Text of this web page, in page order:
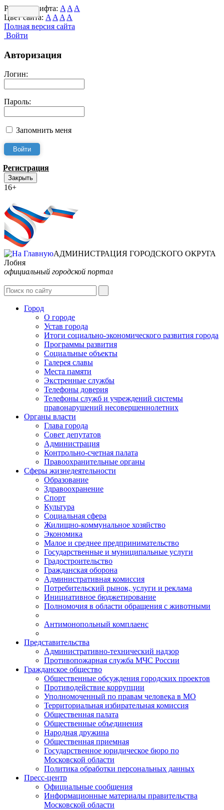
Размер шрифта: A A A
Цвет сайта: A A A A
Полная версия сайта
Войти
Авторизация
Логин:
Пароль:
Запомнить меня
Регистрация
Закрыть
16+
АДМИНИСТРАЦИЯ ГОРОДСКОГО ОКРУГА
Лобня
официальный городской портал
Город
О городе
Устав города
Итоги социально-экономического развития города
Программы развития
Социальные объекты
Галерея славы
Места памяти
Экстренные службы
Телефоны доверия
Телефоны служб и учреждений системы
правонарушений несовершеннолетних
Органы власти
Глава города
Совет депутатов
Администрация
Контрольно-счетная палата
Правоохранительные органы
Сферы жизнедеятельности
Образование
Здравоохранение
Спорт
Культура
Социальная сфера
Жилищно-коммунальное хозяйство
Экономика
Малое и среднее предпринимательство
Государственные и муниципальные услуги
Градостроительство
Гражданская оборона
Административная комиссия
Потребительский рынок, услуги и реклама
Инициативное бюджетирование
Полномочия в области обращения с животными
Антимонопольный комплаенс
Представительства
Административно-технический надзор
Противопожарная служба МЧС России
Гражданское общество
Общественные обсуждения городских проектов
Противодействие коррупции
Уполномоченный по правам человека в МО
Территориальная избирательная комиссия
Общественная палата
Общественные объединения
Народная дружина
Общественная приемная
Государственное юридическое бюро по
Московской области
Политика обработки персональных данных
Пресс-центр
Официальные сообщения
Информационные материалы правительства
Московской области